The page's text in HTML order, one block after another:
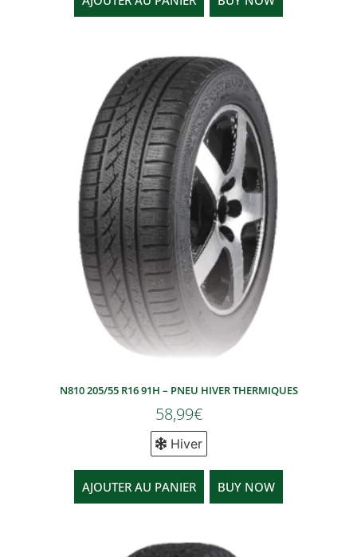
N810 205/55 R16 91H – PNEU HIVER THERMIQUES
58,99€
Hiver
AJOUTER AU PANIER BUY NOW